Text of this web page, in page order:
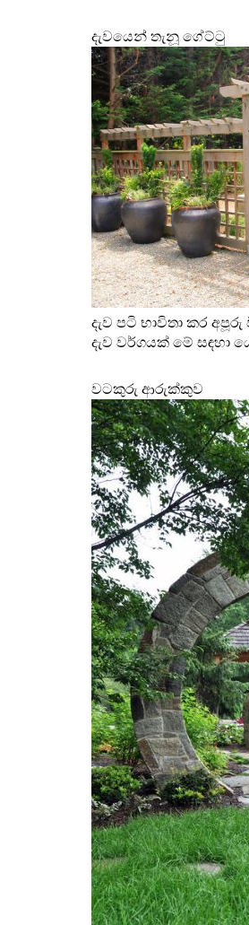
දැවයෙන් තැනූ ගේට්ටු
දැව පටි භාවිතා කර
දැව වර්ගයක් මේ සඳහා
වටකුරු ආරුක්කුව